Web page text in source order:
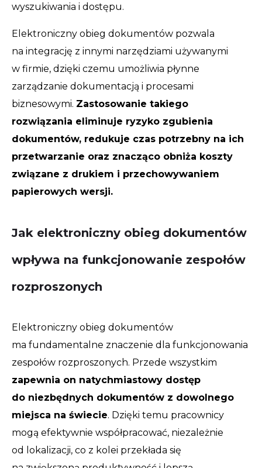
wyszukiwania i dostępu.
Elektroniczny obieg dokumentów pozwala
na integrację z innymi narzędziami używanymi
w firmie, dzięki czemu umożliwia płynne
zarządzanie dokumentacją i procesami
biznesowymi. Zastosowanie takiego
rozwiązania eliminuje ryzyko zgubienia
dokumentów, redukuje czas potrzebny na ich
przetwarzanie oraz znacząco obniża koszty
związane z drukiem i przechowywaniem
papierowych wersji.
Jak elektroniczny obieg dokumentów
wpływa na funkcjonowanie zespołów
rozproszonych
Elektroniczny obieg dokumentów
ma fundamentalne znaczenie dla funkcjonowania
zespołów rozproszonych. Przede wszystkim
zapewnia on natychmiastowy dostęp
do niezbędnych dokumentów z dowolnego
miejsca na świecie. Dzięki temu pracownicy
mogą efektywnie współpracować, niezależnie
od lokalizacji, co z kolei przekłada się